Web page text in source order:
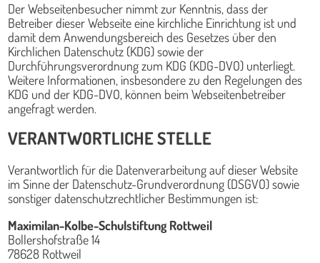
Der Webseitenbesucher nimmt zur Kenntnis, dass der
Betreiber dieser Webseite eine kirchliche Einrichtung ist und
damit dem Anwendungsbereich des Gesetzes über den
Kirchlichen Datenschutz (KDG) sowie der
Durchführungsverordnung zum KDG (KDG-DVO) unterliegt.
Weitere Informationen, insbesondere zu den Regelungen des
KDG und der KDG-DVO, können beim Webseitenbetreiber
angefragt werden.
VERANTWORTLICHE STELLE
Verantwortlich für die Datenverarbeitung auf dieser Website
im Sinne der Datenschutz-Grundverordnung (DSGVO) sowie
sonstiger datenschutzrechtlicher Bestimmungen ist:
Maximilan-Kolbe-Schulstiftung Rottweil
Bollershofstraße 14
78628 Rottweil